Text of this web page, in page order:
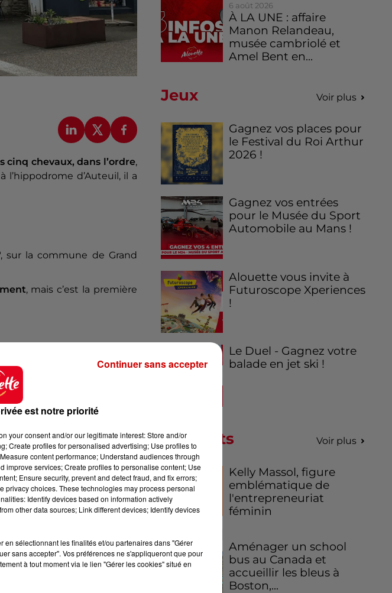
cinq chevaux, dans l’ordre,
l’hippodrome d’Auteuil, il a
sur la commune de Grand
, mais c’est la première
aux clientsqui se
Quinté+® ou au pari e-
gagnants PMU®.
6 août 2026
À LA UNE : affaire
Manon Relandeau,
musée cambriolé et
Amel Bent en...
Jeux Voir plus
Gagnez vos places pour
le Festival du Roi Arthur
2026 !
Gagnez vos entrées
pour le Musée du Sport
Automobile au Mans !
Alouette vous invite à
Futuroscope Xperiences
!
Le Duel - Gagnez votre
balade en jet ski !
Podcasts Voir plus
Kelly Massol, figure
emblématique de
l'entrepreneuriat
féminin
Aménager un school
bus au Canada et
accueillir les bleus à
Boston,...
est notre priorité
your consent and/or our legitimate interest: Store and/or
Create profiles for personalised advertising; Use profiles to
content performance; Understand audiences through
improve services; Create profiles to personalise content; Use
Ensure security, prevent and detect fraud, and fix errors;
choices. These technologies may process personal
Identify devices based on information actively
other data sources; Link different devices; Identify devices
en sélectionnant les finalités et/ou partenaires dans "Gérer
sans accepter". Vos préférences ne s'appliqueront que pour
à tout moment via le lien "Gérer les cookies" situé en
Continuer sans accepter